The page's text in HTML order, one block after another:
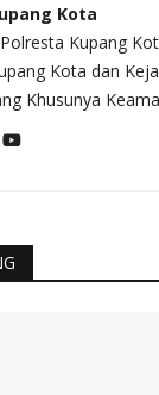
Kota
Kupang
Kota dan
Khusunya